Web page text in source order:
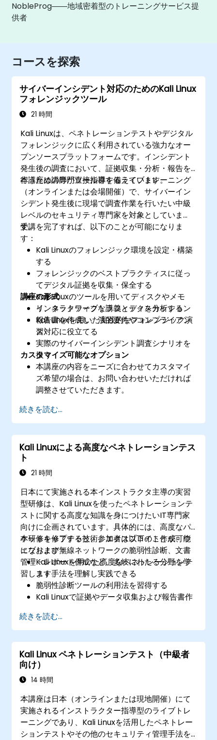
NobleProg――地域密着型のトレーニングサービス提
供者
コースを探索
サイバーインシデント対応のためのKali Linux
フォレンジックツール
21 時間
Kali Linuxは、ペネトレーションテストやデジタル
フォレンジックに広く利用されている強力なオー
プンソースプラットフォームです。インシデント
発生後の調査において、証拠収集・分析・報告を
行うための専門ツール群を備えています。
本講座は講師が直接指導するライブトレーニング
（オンラインまたは会場開催）で、サイバーイン
シデント発生後に現場で調査作業を行いたい中級
レベルのセキュリティ専門家を対象としていま
す。
受講を完了すれば、以下のことが可能になりま
す：
Kali Linuxのフォレンジック環境を設定・構築
する
フォレンジックのベストプラクティスに従っ
てデジタル証拠を収集・保全する
Kali Linuxのツールを用いてディスクやメモ
リ、ネットワークトラフィックを分析する
報告書を作成し、法的要件やコンプライアン
ス対応に役立てる
講座の形式
インタラクティブな講義とディスカッション
Kali Linuxを用いた実践的なフォレンジック演
習
実際のサイバーインシデント調査シナリオを
扱う
カスタマイズ可能なオプション
本講座の内容をニーズに合わせてカスタマイ
ズ希望の場合は、お問い合わせいただければ
調整させていただきます。
続きを読む...
Kali Linuxによる高度なペネトレーションテス
ト
21 時間
日本にて実施される本インストラクタ主導の実習
型研修は、Kali Linuxを使ったペネトレーションテ
ストに関する高度な知識を身につけたいIT専門家
向けに企画されています。具体的には、高度なパ
ケットキャプチャ技術、エクスプロイト作成、ウ
ェブおよび無線ネットワークの脆弱性診断、文書
管理・レポート作成など、多岐にわたる分野を学
習します。
本研修を修了すると、参加者は以下のことが可能
になります：
Kali Linuxを用いた高度なペネトレーションテ
スト手法を理解し実践できる
脆弱性診断ツールの利用法を習得する
Kali Linuxで証拠やデータ収集および報告書作
エクスプロイトの仕組み、攻撃手法、権限昇
格について理解できる
続きを読む...
Kali Linux ペネトレーションテスト（中級者
向け）
14 時間
本講座は日本（オンラインまたは現地開催）にて
実施されるインストラクター指導型のライブトレ
ーニングであり、Kali Linuxを活用したペネトレー
ションテストやその他のセキュリティ管理手法を